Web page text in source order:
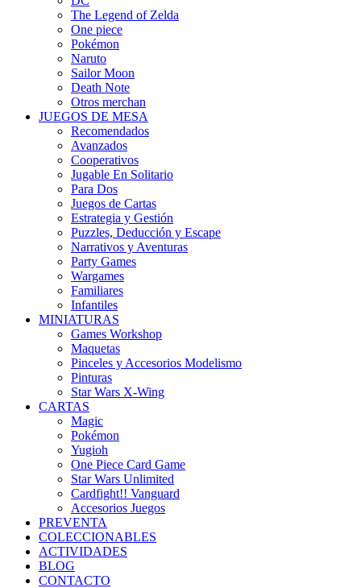
The Legend of Zelda
One piece
Pokémon
Naruto
Sailor Moon
Death Note
Otros merchan
JUEGOS DE MESA
Recomendados
Avanzados
Cooperativos
Jugable En Solitario
Para Dos
Juegos de Cartas
Estrategia y Gestión
Puzzles, Deducción y Escape
Narrativos y Aventuras
Party Games
Wargames
Familiares
Infantiles
MINIATURAS
Games Workshop
Maquetas
Pinceles y Accesorios Modelismo
Pinturas
Star Wars X-Wing
CARTAS
Magic
Pokémon
Yugioh
One Piece Card Game
Star Wars Unlimited
Cardfight!! Vanguard
Accesorios Juegos
PREVENTA
COLECCIONABLES
ACTIVIDADES
BLOG
CONTACTO